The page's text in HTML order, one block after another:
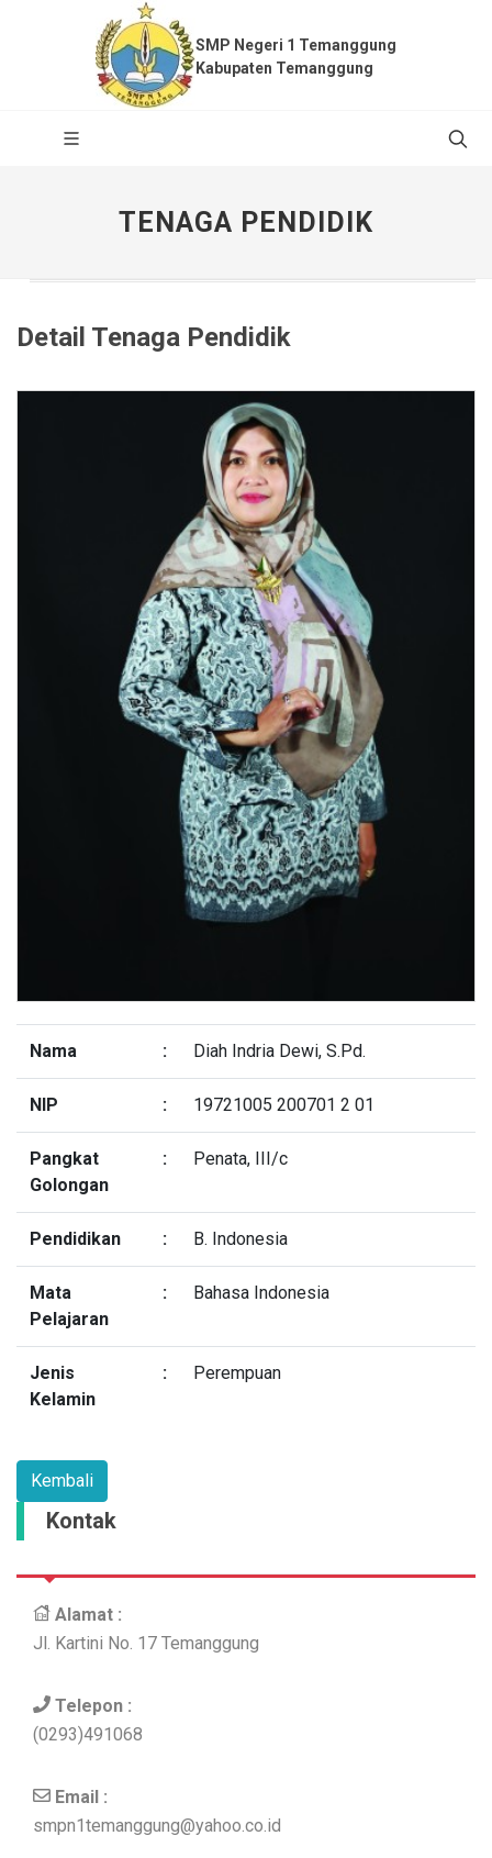
SMP Negeri 1 Temanggung
Kabupaten Temanggung
TENAGA PENDIDIK
Kontak
Alamat :
Jl. Kartini No. 17 Temanggung
Telepon :
(0293)491068
Email :
smpn1temanggung@yahoo.co.id
Detail Tenaga Pendidik
Nama : Diah Indria Dewi, S.Pd.
NIP : 19721005 200701 2 01
Pangkat
Golongan
: Penata, III/c
Pendidikan : B. Indonesia
Mata
Pelajaran
: Bahasa Indonesia
Jenis
Kelamin
: Perempuan